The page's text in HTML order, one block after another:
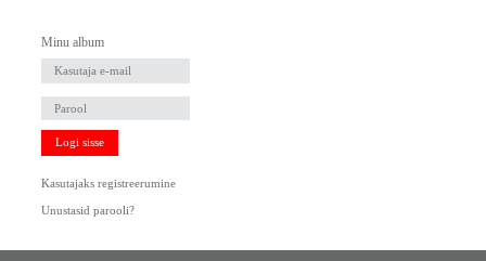
Minu album
Logi sisse
Kasutajaks registreerumine
Unustasid parooli?